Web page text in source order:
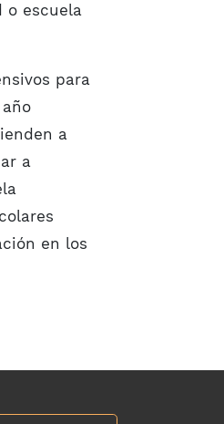
o escuela
para
a
a
en los